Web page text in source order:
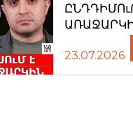
23.07.2026